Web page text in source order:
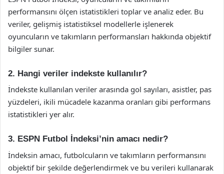
performansını ölçen istatistikleri toplar ve analiz eder. Bu
veriler, gelişmiş istatistiksel modellerle işlenerek
oyuncuların ve takımların performansları hakkında objektif
bilgiler sunar.
2. Hangi veriler indekste kullanılır?
İndekste kullanılan veriler arasında gol sayıları, asistler, pas
yüzdeleri, ikili mücadele kazanma oranları gibi performans
istatistikleri yer alır.
3. ESPN Futbol İndeksi’nin amacı nedir?
İndeksin amacı, futbolcuların ve takımların performansını
objektif bir şekilde değerlendirmek ve bu verileri kullanarak